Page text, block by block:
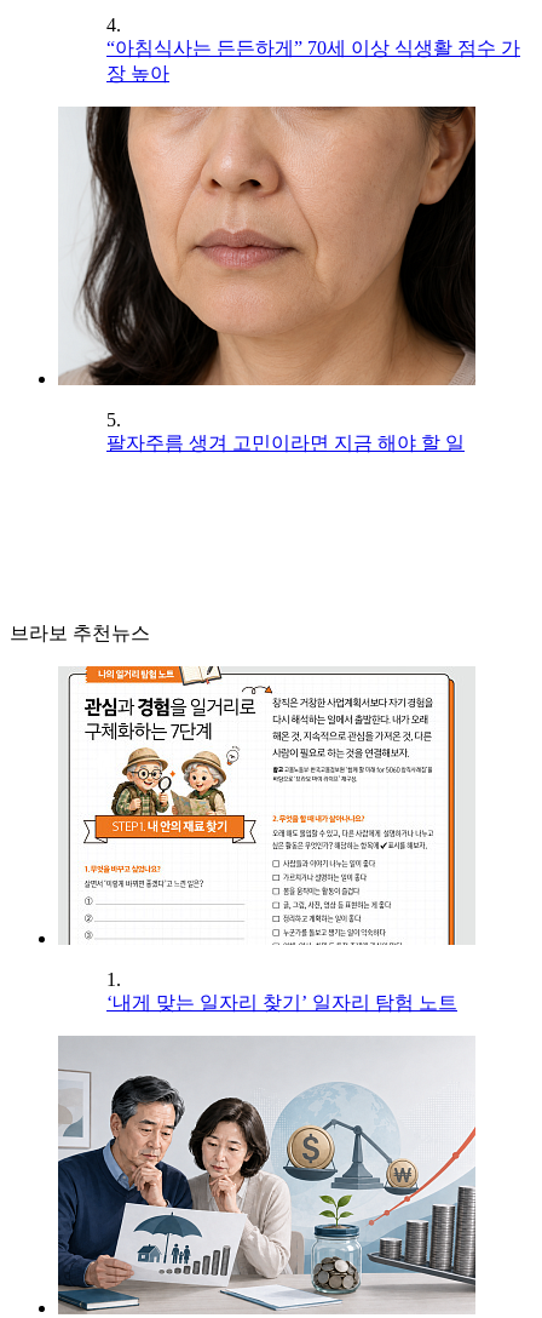
4.
“아침식사는 든든하게” 70세 이상 식생활 점수 가
장 높아
5.
팔자주름 생겨 고민이라면 지금 해야 할 일
브라보 추천뉴스
1.
‘내게 맞는 일자리 찾기’ 일자리 탐험 노트